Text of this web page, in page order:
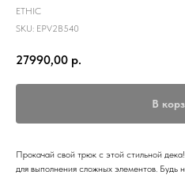
ETHIC
SKU: EPV2B540
27990,00 р.
В
Прокачай свой трюк с этой стильной
для выполнения сложных элементов. Будь